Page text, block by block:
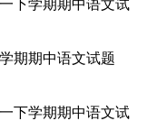
下学期期中语文试
期期中语文试题
下学期期中语文试